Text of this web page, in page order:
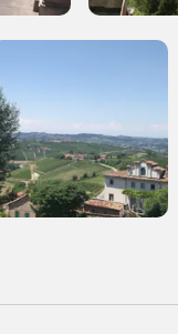
di arte e
bella, risparmiando.